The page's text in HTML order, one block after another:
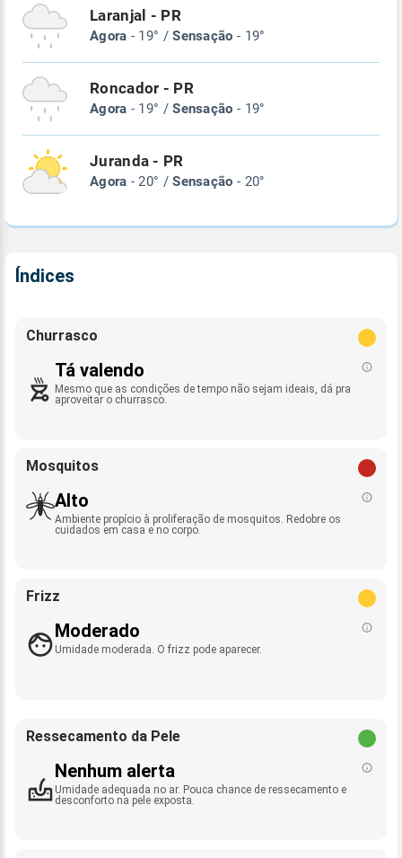
Laranjal - PR
Agora - 19° /Sensação - 19°
Roncador - PR
Agora - 19° /Sensação - 19°
Juranda - PR
Agora - 20° /Sensação - 20°
Índices
Churrasco
Tá valendo
Mesmo que as condições de tempo não sejam ideais, dá pra
aproveitar o churrasco.
Mosquitos
Alto
Ambiente propício à proliferação de mosquitos. Redobre os
cuidados em casa e no corpo.
Frizz
Moderado
Umidade moderada. O frizz pode aparecer.
Ressecamento da Pele
Nenhum alerta
Umidade adequada no ar. Pouca chance de ressecamento e
desconforto na pele exposta.